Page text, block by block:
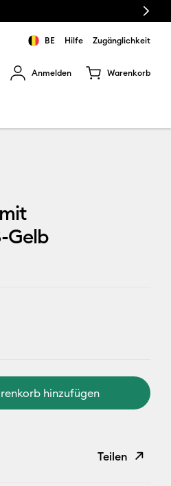
Next
BE Hilfe Zugänglichkeit
Anmelden Warenkorb
Gelb
hinzufügen
Teilen